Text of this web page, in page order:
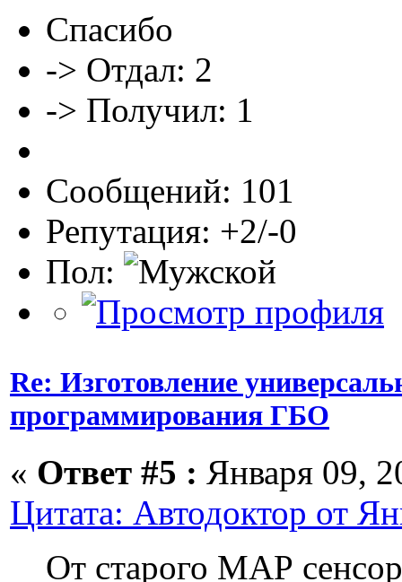
Спасибо
-> Отдал: 2
-> Получил: 1
Сообщений: 101
Репутация: +2/-0
Пол:
Re: Изготовление
программирования ГБО
« Ответ #5 : Января 09,
Цитата: Автодоктор от
От старого МАР